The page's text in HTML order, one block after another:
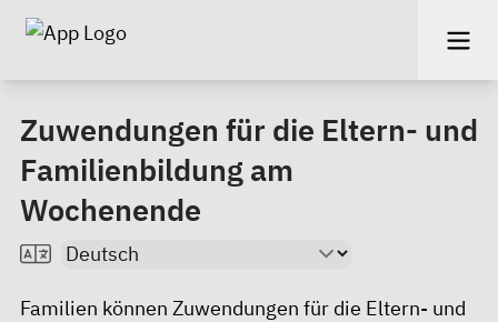
Zuwendungen für die Eltern- und
Familienbildung am
Wochenende
Familien können Zuwendungen für die Eltern- und